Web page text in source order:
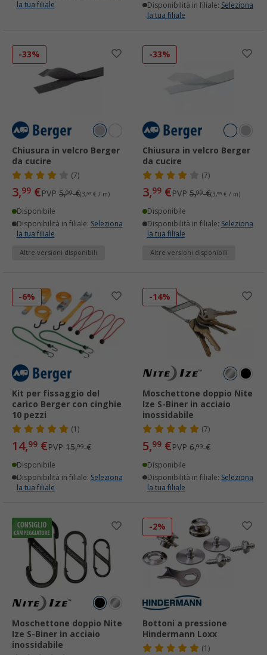
la tua filiale
Disponibilità in filiale: Seleziona
la tua filiale
-33%
Chiusura in velcro Berger
da cucire
(7)
3,99 €PVP 5,99€(3,99 € / m)
Disponibile
Disponibilità in filiale: Seleziona
la tua filiale
Altre versioni disponibili
-33%
Chiusura in velcro Berger
da cucire
(7)
3,99 €PVP 5,99€(3,99 € / m)
Disponibile
Disponibilità in filiale: Seleziona
la tua filiale
Altre versioni disponibili
-6%
Kit per fissaggio del
carico Berger con cinghie
10 pezzi
(1)
14,99 €PVP 15,99€
Disponibile
Disponibilità in filiale: Seleziona
la tua filiale
-14%
Moschettone doppio Nite
Ize S-Biner in acciaio
inossidabile
(7)
5,99 €PVP 6,99€
Disponibile
Disponibilità in filiale: Seleziona
la tua filiale
Moschettone doppio Nite
Ize S-Biner in acciaio
inossidabile
-2%
Bottoni a pressione
Hindermann Loxx
(1)